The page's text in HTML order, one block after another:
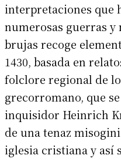
interpretaciones que
numerosas guerras y
brujas recoge
1430, basada en
folclore regional de
grecorromano, que
inquisidor Heinrich
de una tenaz
iglesia cristiana y así